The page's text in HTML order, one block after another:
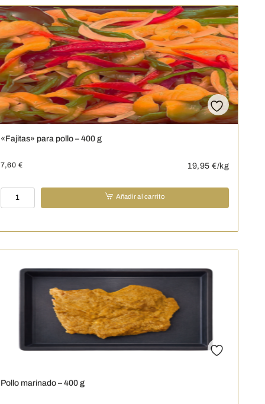
«Fajitas» para pollo – 400 g
7,60 € 19,95 €/kg
"Fajitas"
para
-
cantidad
Añadir al carrito
Pollo marinado – 400 g